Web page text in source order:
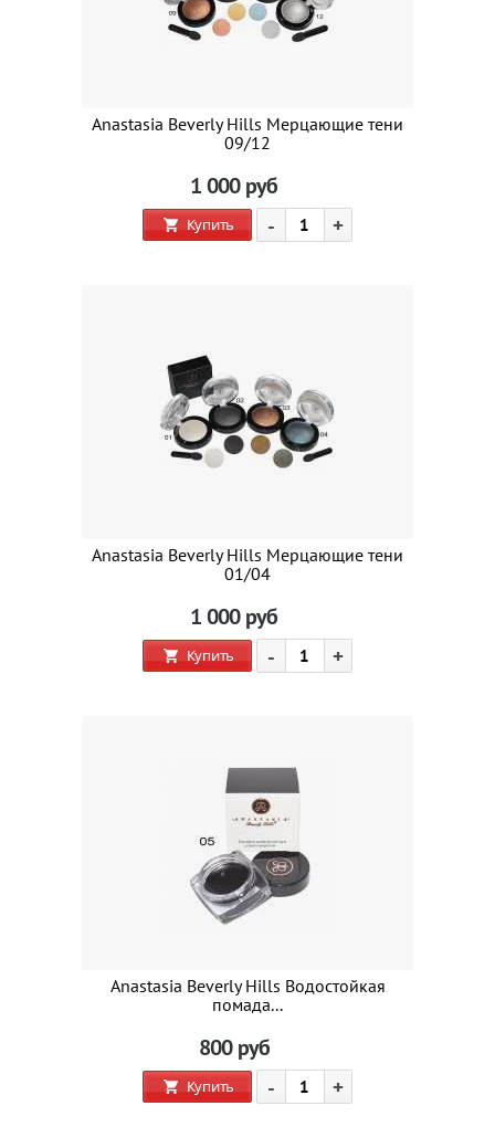
Anastasia Beverly Hills Мерцающие тени
09/12
1 000 руб
Купить - +
Anastasia Beverly Hills Мерцающие тени
01/04
1 000 руб
Купить - +
Anastasia Beverly Hills Водостойкая
помада...
800 руб
Купить - +